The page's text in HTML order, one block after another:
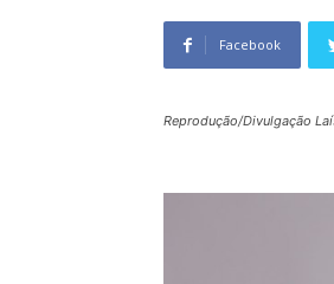
Facebook
Reprodução/Divulgação